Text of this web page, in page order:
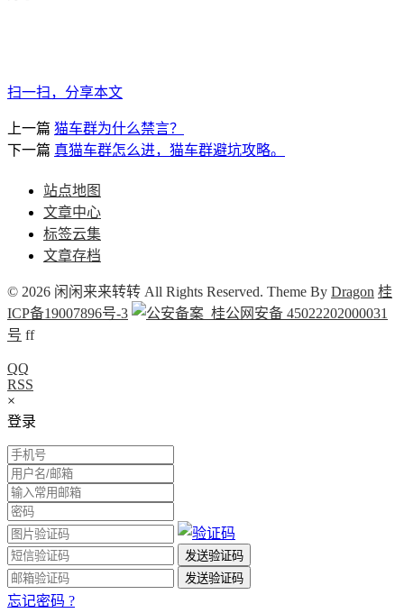
扫一扫，分享本文
上一篇 猫车群为什么禁言？
下一篇 真猫车群怎么进，猫车群避坑攻略。
站点地图
文章中心
标签云集
文章存档
© 2026 闲闲来来转转 All Rights Reserved. Theme By Dragon 桂
ICP备19007896号-3
桂公网安备 45022202000031
号 ff
QQ
RSS
×
登录
忘记密码 ?